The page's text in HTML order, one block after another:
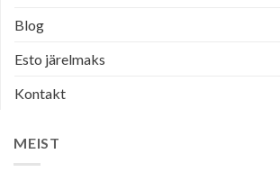
Blog
Esto järelmaks
Kontakt
MEIST